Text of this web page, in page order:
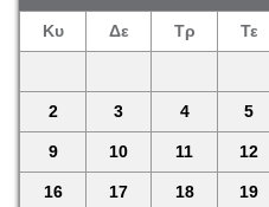
Κυ Δε Τρ Τε
2 3 4 5
9 10 11 12
16 17 18 19